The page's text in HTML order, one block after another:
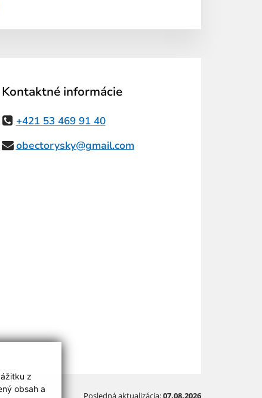
z
obsah a
Kontaktné informácie
+421 53 469 91 40
obectorysky@gmail.com
Posledná aktualizácia:07.08.2026